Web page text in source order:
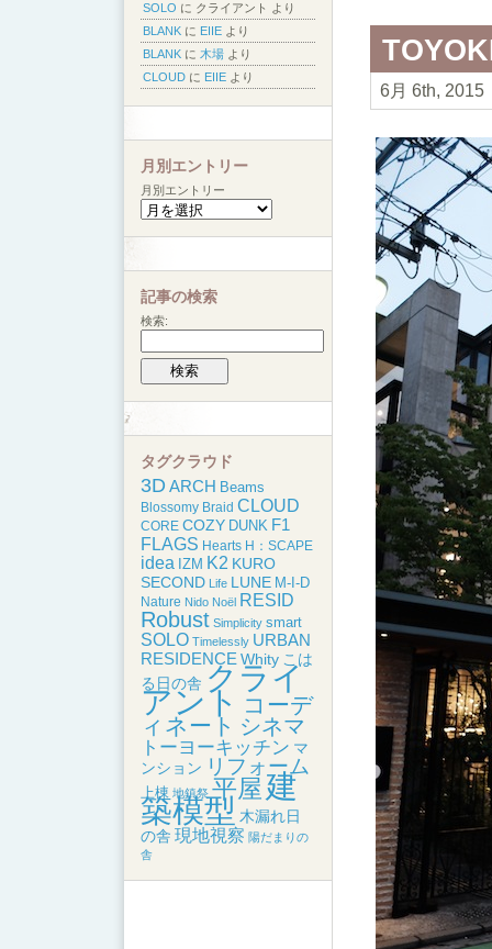
6月 6th,
SOLO に クライアント
より
BLANK に EIIE より
BLANK に 木場 より
CLOUD に EIIE より
月別エントリー
月別エントリー
記事の検索
検索:
タグクラウド
3D ARCH Beams
Blossomy Braid CLOUD
CORE COZY DUNK F1
FLAGS Hearts H：SCAPE
idea IZM K2 KURO
SECOND Life LUNE M-I-D
Nature Nido Noël RESID
Robust Simplicity smart
SOLO Timelessly URBAN
RESIDENCE Whity こは
る日の舎 クライ
アント
コーデ
ィネート シネマ
トーヨーキッチン マ
ンション リフォーム
上棟 地鎮祭 平屋 建
築模型 木漏れ日
の舎 現地視察 陽だまりの
舎